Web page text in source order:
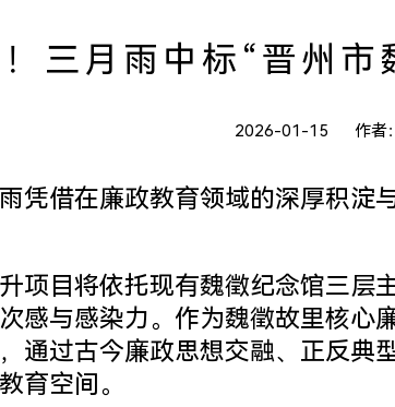
三月雨中标“晋州市
2026-01-15 作者
借在廉政教育领域的深厚积淀
目将依托现有魏徵纪念馆三层
感与感染力。作为魏徵故里核心
通过古今廉政思想交融、正反典
育空间。